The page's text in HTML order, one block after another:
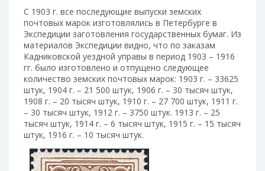
С 1903 г. все последующие выпуски земских
почтовых марок изготовлялись в Петербурге в
Экспедиции заготовления государственных бумаг. Из
материалов Экспедиции видно, что по заказам
Кадниковской уездной управы в период 1903 – 1916
гг. было изготовлено и отпущено следующее
количество земских почтовых марок: 1903 г. – 33625
штук, 1904 г. – 21 500 штук, 1906 г. – 30 тысяч штук,
1908 г. – 20 тысяч штук, 1910 г. – 27 700 штук, 1911 г.
– 30 тысяч штук, 1912 г. – 3750 штук. 1913 г. – 25
тысяч штук, 1914 г. – 6 тысяч штук, 1915 г. – 15 тысяч
штук, 1916 г. – 10 тысяч штук.